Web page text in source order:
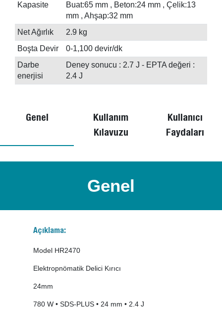
Kapasite
Buat:65 mm , Beton:24 mm , Çelik:13
mm , Ahşap:32 mm
Net Ağırlık
2.9 kg
Boşta Devir
0-1,100 devir/dk
Darbe
enerjisi
Deney sonucu : 2.7 J - EPTA değeri :
2.4 J
Genel
Kullanım
Kılavuzu
Kullanıcı
Faydaları
Genel
Açıklama:
Model HR2470
Elektropnömatik Delici Kırıcı
24mm
780 W • SDS-PLUS • 24 mm • 2.4 J